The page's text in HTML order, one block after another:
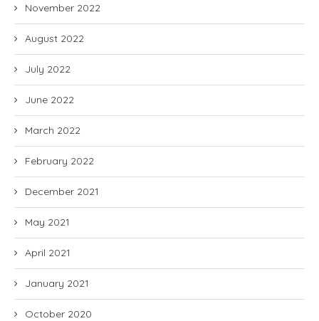
November 2022
August 2022
July 2022
June 2022
March 2022
February 2022
December 2021
May 2021
April 2021
January 2021
October 2020